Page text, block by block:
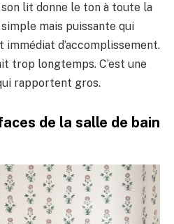
lit donne le ton à toute la
mais puissante qui
immédiat d’accomplissement.
trop longtemps. C’est une
rapportent gros.
de la salle de bain